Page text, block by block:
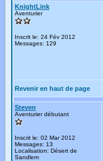
KnightLink
Aventurier
Inscrit le: 24 Fév 2012
Messages: 129
Revenir en haut de page
Steven
Aventurier débutant
Inscrit le: 02 Mar 2012
Messages: 13
Localisation: Désert de
Sandlem